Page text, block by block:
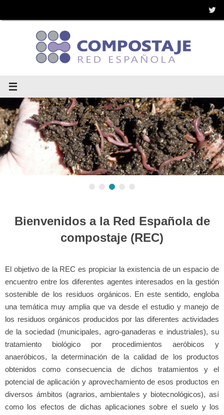
Bienvenidos a la Red Española de
compostaje (REC)
El objetivo de la REC es propiciar la existencia de un espacio de
encuentro entre los diferentes agentes interesados en la gestión
sostenible de los residuos orgánicos. En este sentido, engloba
una temática muy amplia que va desde el estudio y manejo de
los residuos orgánicos producidos por las diferentes actividades
de la sociedad (municipales, agro-ganaderas e industriales), su
tratamiento biológico por procedimientos aeróbicos y
anaeróbicos, la determinación de la calidad de los productos
obtenidos como consecuencia de dichos tratamientos y el
potencial de aplicación y aprovechamiento de esos productos en
diversos ámbitos (agrarios, ambientales y biotecnológicos), así
como los efectos de dichas aplicaciones sobre el suelo y los